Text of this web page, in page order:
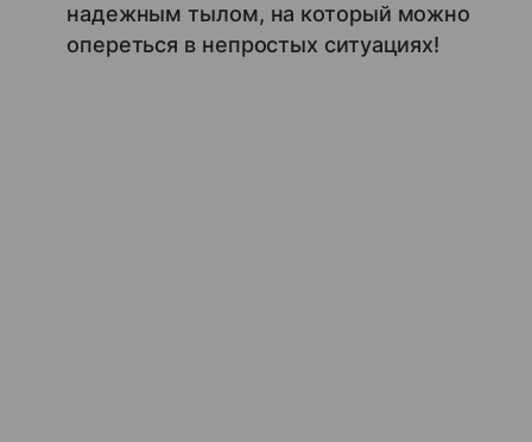
надежным тылом, на который можно
опереться в непростых ситуациях!